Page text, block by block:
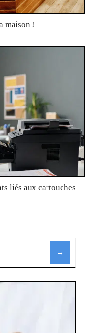
maison !
liés aux cartouches